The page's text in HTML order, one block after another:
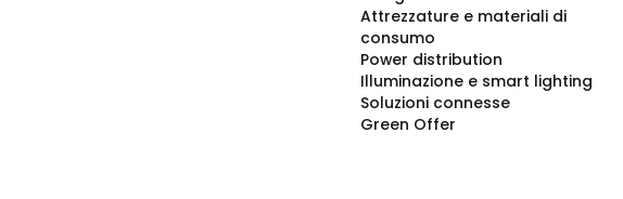
Attrezzature e materiali di
consumo
Power distribution
Illuminazione e smart lighting
Soluzioni connesse
Green Offer